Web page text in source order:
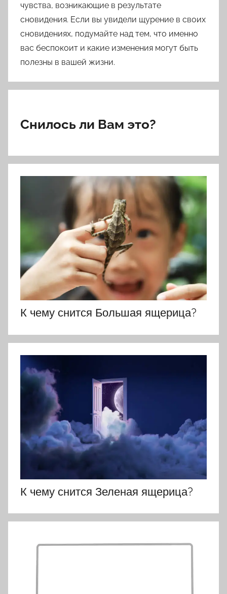
чувства, возникающие в результате
сновидения. Если вы увидели щурение в своих
сновидениях, подумайте над тем, что именно
вас беспокоит и какие изменения могут быть
полезны в вашей жизни.
Снилось ли Вам это?
К чему снится Большая ящерица?
К чему снится Зеленая ящерица?